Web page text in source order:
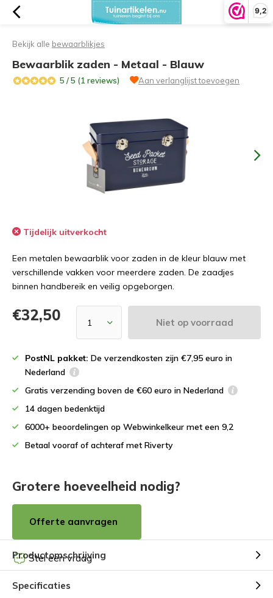
9,2
Bekijk alle bewaarblikjes
Bewaarblik zaden - Metaal - Blauw
5 / 5 (1 reviews) Aan verlanglijst toevoegen
Tijdelijk uitverkocht
Een metalen bewaarblik voor zaden in de kleur blauw met
verschillende vakken voor meerdere zaden. De zaadjes
binnen handbereik en veilig opgeborgen.
€32,50 Niet op voorraad
PostNL pakket: De verzendkosten zijn €7,95 euro in
Nederland
Gratis verzending boven de €60 euro in Nederland
14 dagen bedenktijd
6000+ beoordelingen op Webwinkelkeur met een 9,2
Betaal vooraf of achteraf met Riverty
Grotere hoeveelheid nodig?
Offerte aanvragen
Stel een vraag
Productomschrijving
Specificaties